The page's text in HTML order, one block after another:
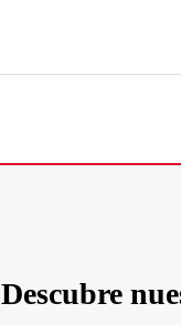
Descubre